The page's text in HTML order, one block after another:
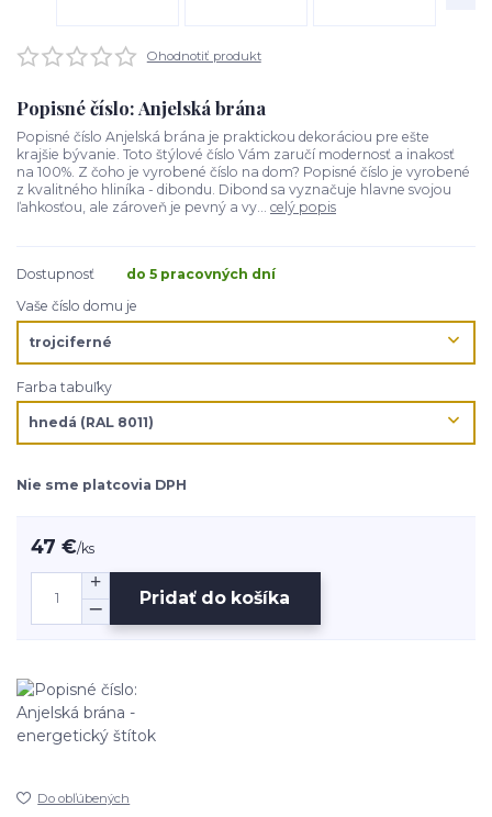
Ohodnotiť produkt
Popisné číslo: Anjelská brána
Popisné číslo Anjelská brána je praktickou dekoráciou pre ešte
krajšie bývanie. Toto štýlové číslo Vám zaručí modernosť a inakosť
na 100%. Z čoho je vyrobené číslo na dom? Popisné číslo je vyrobené
z kvalitného hliníka - dibondu. Dibond sa vyznačuje hlavne svojou
ľahkosťou, ale zároveň je pevný a vy... celý popis
Dostupnosť
do 5 pracovných dní
Vaše číslo domu je
Farba tabuľky
Nie sme platcovia DPH
47 €/ks
Pridať do košíka
Do obľúbených